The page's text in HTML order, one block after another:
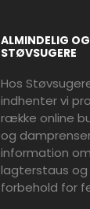
ALMINDELIG
STØVSUGERE
Hos
indhenter vi
række online
og
information
lagterstaus
forbehold for